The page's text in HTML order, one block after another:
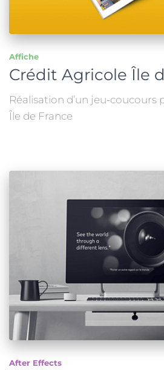
Affiche
Crédit Agricole Île
Réalisation d’un jeu-coucours
Île de France
After Effects